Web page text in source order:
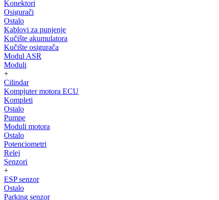
Konektori
Osigurači
Ostalo
Kablovi za punjenje
Kučište akumulatora
Kučište osigurača
Modul ASR
Moduli
+
Cilindar
Kompjuter motora ECU
Kompleti
Ostalo
Pumpe
Moduli motora
Ostalo
Potenciometri
Relej
Senzori
+
ESP senzor
Ostalo
Parking senzor